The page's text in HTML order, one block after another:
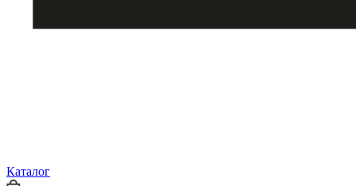
Каталог